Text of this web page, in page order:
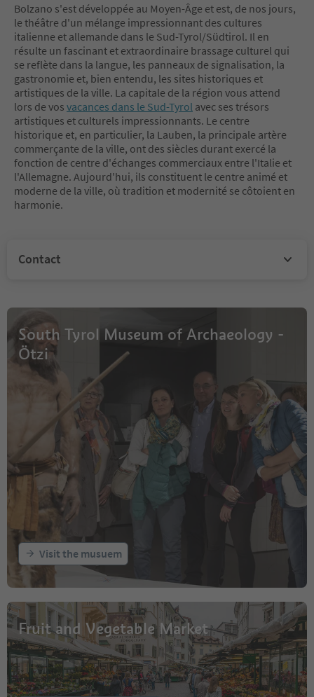
Bolzano s'est développée au Moyen-Âge et est, de nos jours,
le théâtre d'un mélange impressionnant des cultures
italienne et allemande dans le Sud-Tyrol/Südtirol. Il en
résulte un fascinant et extraordinaire brassage culturel qui
se reflète dans la langue, les panneaux de signalisation, la
gastronomie et, bien entendu, les sites historiques et
artistiques de la ville. La capitale de la région vous attend
lors de vos vacances dans le Sud-Tyrol avec ses trésors
artistiques et culturels impressionnants. Le centre
historique et, en particulier, la Lauben, la principale artère
commerçante de la ville, ont des siècles durant exercé la
fonction de centre d'échanges commerciaux entre l'Italie et
l'Allemagne. Aujourd'hui, ils constituent le centre animé et
moderne de la ville, où tradition et modernité se côtoient en
harmonie.
Contact
South Tyrol Museum of Archaeology -
Ötzi
Visit the musuem
Fruit and Vegetable Market